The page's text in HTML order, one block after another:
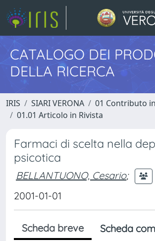
CATALOGO DEI
DELLA RICERCA
IRIS SIARI VERONA
01 Contributo
01.01 Articolo in Rivista
Farmaci di scelta nella
psicotica
BELLANTUONO, Cesario;
2001-01-01
Scheda breve
Scheda